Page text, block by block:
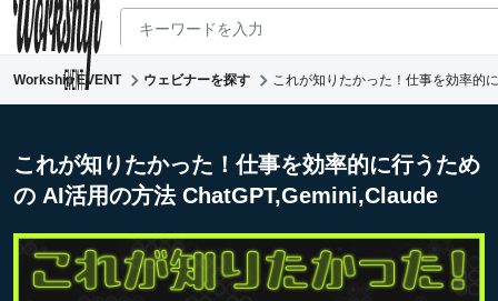
新着ウェビナー
マガジン
コワーキング
Workship EVENT ウェビナーを探す これが知りたかった！仕事を効率的
これが知りたかった！仕事を効率的に行うため
の AI活用の方法 ChatGPT,Gemini,Claude